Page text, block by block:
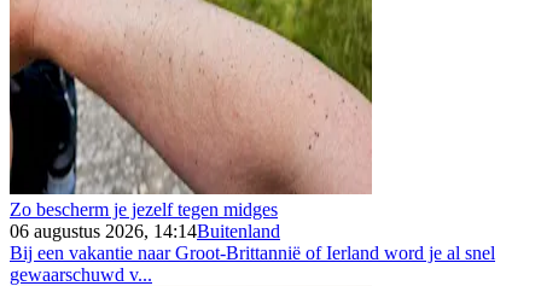
Zo bescherm je jezelf tegen midges
06 augustus 2026, 14:14Buitenland
Bij een vakantie naar Groot-Brittannië of Ierland word je al snel
gewaarschuwd v...